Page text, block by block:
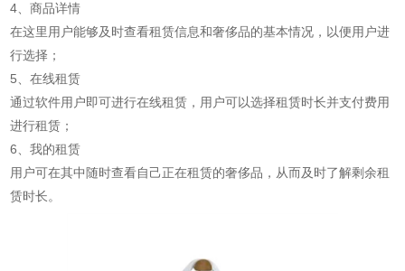
4、商品详情
在这里用户能够及时查看租赁信息和奢侈品的基本情况，以便用户进
行选择；
5、在线租赁
通过软件用户即可进行在线租赁，用户可以选择租赁时长并支付费用
进行租赁；
6、我的租赁
用户可在其中随时查看自己正在租赁的奢侈品，从而及时了解剩余租
赁时长。